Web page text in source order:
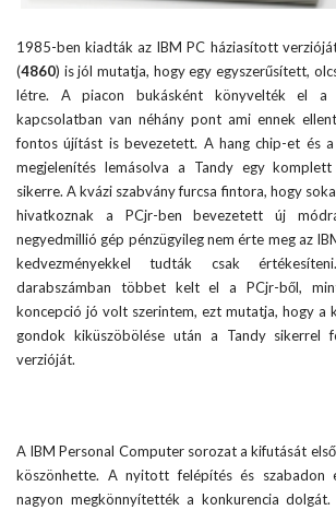
1985-ben kiadták az IBM PC háziasított
(4860) is jól mutatja, hogy egy egyszerűsített,
létre. A piacon bukásként könyvelték el a
kapcsolatban van néhány pont ami ennek
fontos újítást is bevezetett. A hang chip-et és
megjelenítés lemásolva a Tandy egy
sikerre. A kvázi szabvány furcsa fintora, hogy
hivatkoznak a PCjr-ben bevezetett új
negyedmillió gép pénzügyileg nem érte meg az
kedvezményekkel tudták csak
darabszámban többet kelt el a PCjr-ből,
koncepció jó volt szerintem, ezt mutatja, hogy a
gondok kiküszöbölése után a Tandy sikerrel
verzióját.
A IBM Personal Computer sorozat a kifutását
köszönhette. A nyitott felépítés és szabadon
nagyon megkönnyítették a konkurencia dolgát.